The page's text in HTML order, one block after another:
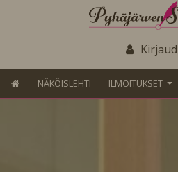
NÄKÖISLEHTI ILMOITUKSET